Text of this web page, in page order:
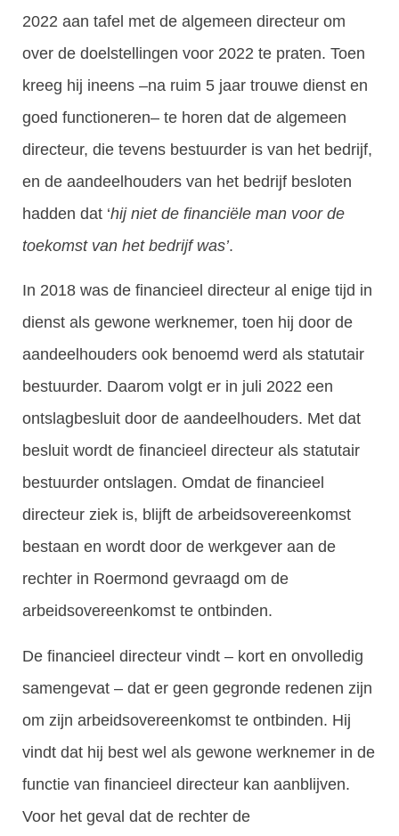
2022 aan tafel met de algemeen directeur om
over de doelstellingen voor 2022 te praten. Toen
kreeg hij ineens –na ruim 5 jaar trouwe dienst en
goed functioneren– te horen dat de algemeen
directeur, die tevens bestuurder is van het bedrijf,
en de aandeelhouders van het bedrijf besloten
hadden dat ‘hij niet de financiële man voor de
toekomst van het bedrijf was’.
In 2018 was de financieel directeur al enige tijd in
dienst als gewone werknemer, toen hij door de
aandeelhouders ook benoemd werd als statutair
bestuurder. Daarom volgt er in juli 2022 een
ontslagbesluit door de aandeelhouders. Met dat
besluit wordt de financieel directeur als statutair
bestuurder ontslagen. Omdat de financieel
directeur ziek is, blijft de arbeidsovereenkomst
bestaan en wordt door de werkgever aan de
rechter in Roermond gevraagd om de
arbeidsovereenkomst te ontbinden.
De financieel directeur vindt – kort en onvolledig
samengevat – dat er geen gegronde redenen zijn
om zijn arbeidsovereenkomst te ontbinden. Hij
vindt dat hij best wel als gewone werknemer in de
functie van financieel directeur kan aanblijven.
Voor het geval dat de rechter de